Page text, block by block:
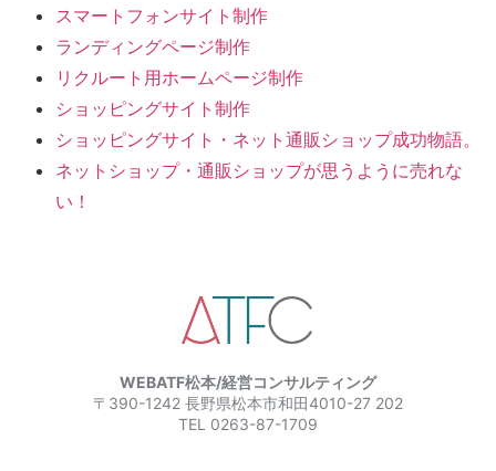
スマートフォンサイト制作
ランディングページ制作
リクルート用ホームページ制作
ショッピングサイト制作
ショッピングサイト・ネット通販ショップ成功物語。
ネットショップ・通販ショップが思うように売れな
い！
WEBATF松本/経営コンサルティング
〒390-1242 長野県松本市和田4010-27 202
TEL 0263-87-1709